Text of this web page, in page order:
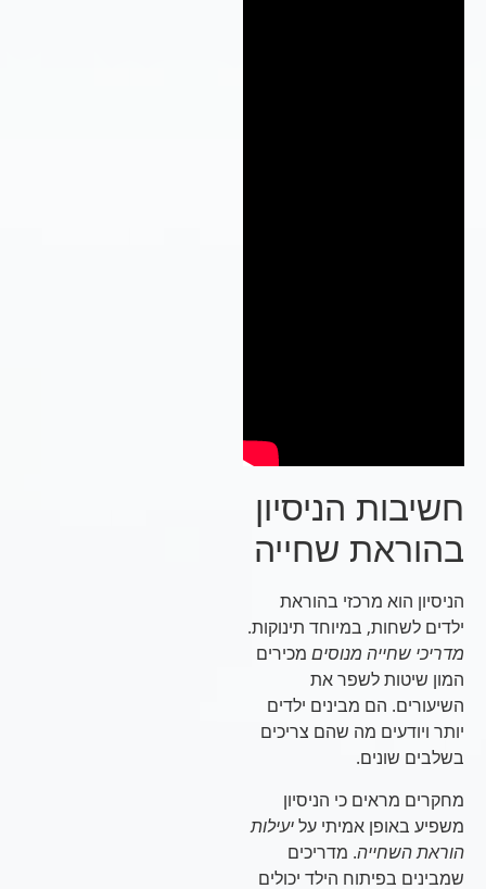
חשיבות הניסיון
בהוראת שחייה
הניסיון הוא מרכזי בהוראת
ילדים לשחות, במיוחד תינוקות.
מדריכי שחייה מנוסיםמכירים
המון שיטות לשפר את
השיעורים. הם מבינים ילדים
יותר ויודעים מה שהם צריכים
בשלבים שונים.
מחקרים מראים כי הניסיון
משפיע באופן אמיתי עליעילות
הוראת השחייה. מדריכים
שמבינים בפיתוח הילד יכולים